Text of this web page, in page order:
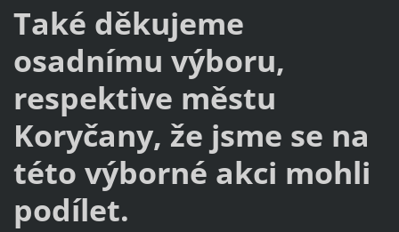
Také děkujeme
osadnímu výboru,
respektive městu
Koryčany, že jsme se na
této výborné akci mohli
podílet.